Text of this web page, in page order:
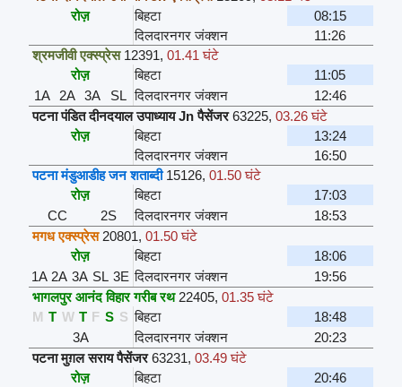
रोज़
बिहटा
08:15
दिलदारनगर जंक्शन
11:26
श्रमजीवी एक्स्प्रेस 12391, 01.41 घंटे
रोज़
बिहटा
11:05
1A
2A 3A SL दिलदारनगर जंक्शन
12:46
पटना पंडित दीनदयाल उपाध्याय Jn पैसेंजर 63225, 03.26 घंटे
रोज़
बिहटा
13:24
दिलदारनगर जंक्शन
16:50
पटना मंडुआडीह जन शताब्दी 15126, 01.50 घंटे
रोज़
बिहटा
17:03
CC
2S दिलदारनगर जंक्शन
18:53
मगध एक्स्प्रेस 20801, 01.50 घंटे
रोज़
बिहटा
18:06
1A 2A 3A SL 3E दिलदारनगर जंक्शन
19:56
भागलपुर आनंद विहार गरीब रथ 22405, 01.35 घंटे
M T W T F S S बिहटा
18:48
3A
दिलदारनगर जंक्शन
20:23
पटना मुग़ल सराय पैसेंजर 63231, 03.49 घंटे
रोज़
बिहटा
20:46